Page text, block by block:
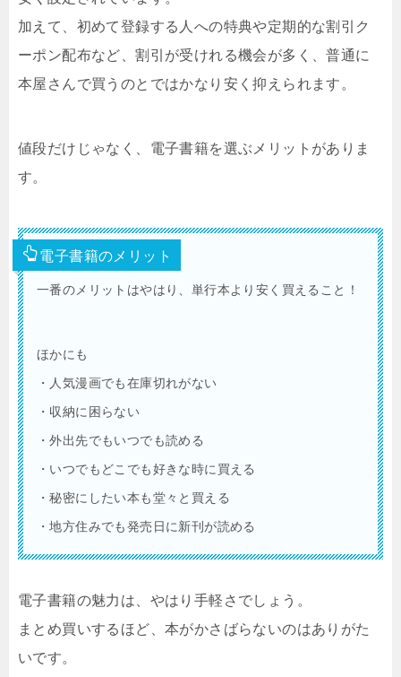
加えて、初めて登録する人への特典や定期的な割引ク
ーポン配布など、割引が受けれる機会が多く、普通に
本屋さんで買うのとではかなり安く抑えられます。
値段だけじゃなく、電子書籍を選ぶメリットがありま
す。
電子書籍のメリット
一番のメリットはやはり、単行本より安く買えること！
ほかにも
・人気漫画でも在庫切れがない
・収納に困らない
・外出先でもいつでも読める
・いつでもどこでも好きな時に買える
・秘密にしたい本も堂々と買える
・地方住みでも発売日に新刊が読める
電子書籍の魅力は、やはり手軽さでしょう。
まとめ買いするほど、本がかさばらないのはありがた
いです。